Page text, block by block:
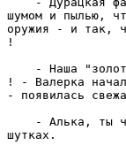
шумом и пылью,
оружия - и так,
!
- Наша "золотая
! - Валерка
- появилась
- Алька, ты что
шутках.